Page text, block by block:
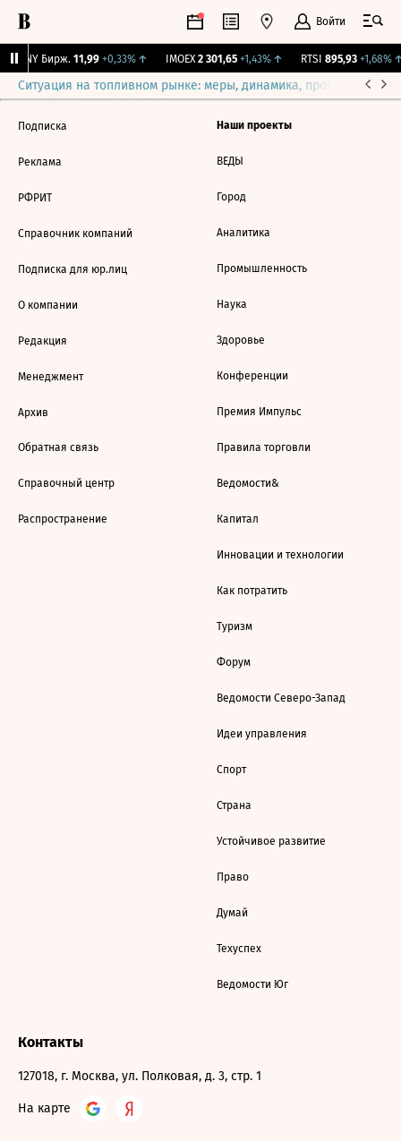
Войти
CNY Бирж. 11,99 +0,33%↑ IMOEX 2 301,65 +1,43%↑ RTSI 895,93 +1,68%↑
Ситуация на топливном рынке: меры, динамика, прогнозы
Подписка
Реклама
РФРИТ
Справочник компаний
Подписка для юр.лиц
О компании
Редакция
Менеджмент
Архив
Обратная связь
Справочный центр
Распространение
Наши проекты
ВЕДЫ
Город
Аналитика
Промышленность
Наука
Здоровье
Конференции
Премия Импульс
Правила торговли
Ведомости&
Капитал
Инновации и технологии
Как потратить
Туризм
Форум
Ведомости Северо-Запад
Идеи управления
Спорт
Страна
Устойчивое развитие
Право
Думай
Техуспех
Ведомости Юг
Контакты
127018, г. Москва, ул. Полковая, д. 3, стр. 1
На карте